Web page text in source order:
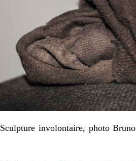
Sculpture involontaire, photo